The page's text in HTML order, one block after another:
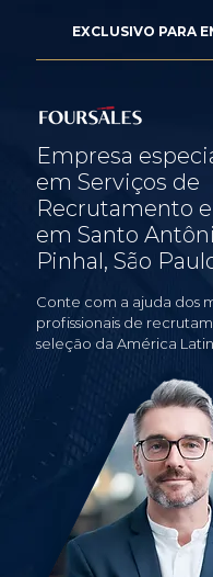
EXCLUSIVO PARA
Empresa
em Serviços de
Recrutamento e
em Santo
Pinhal, São
Conte com a ajuda dos
profissionais de
seleção da América